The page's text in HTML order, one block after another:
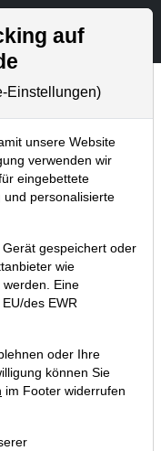
Aktien- und Artikelsuche
Pivotal
auf
Einstellungen)
unsere Website
verwenden wir
eingebettete
und personalisierte
gespeichert oder
wie
Eine
des EWR
oder Ihre
können Sie
im Footer widerrufen